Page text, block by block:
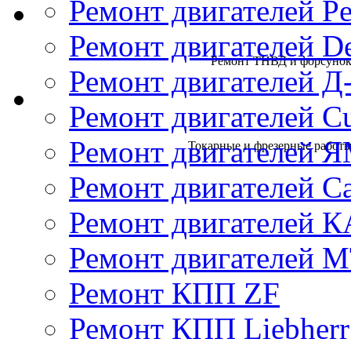
Ремонт ТНВД и форсунок
Токарные и фрезерные
Ремонт двигателей
Ремонт двигателей
Ремонт двигателей
Ремонт двигателей
Ремонт двигателей
Ремонт двигателей
Ремонт двигателей
Ремонт двигателей
Ремонт КПП ZF
Ремонт КПП Liebherr